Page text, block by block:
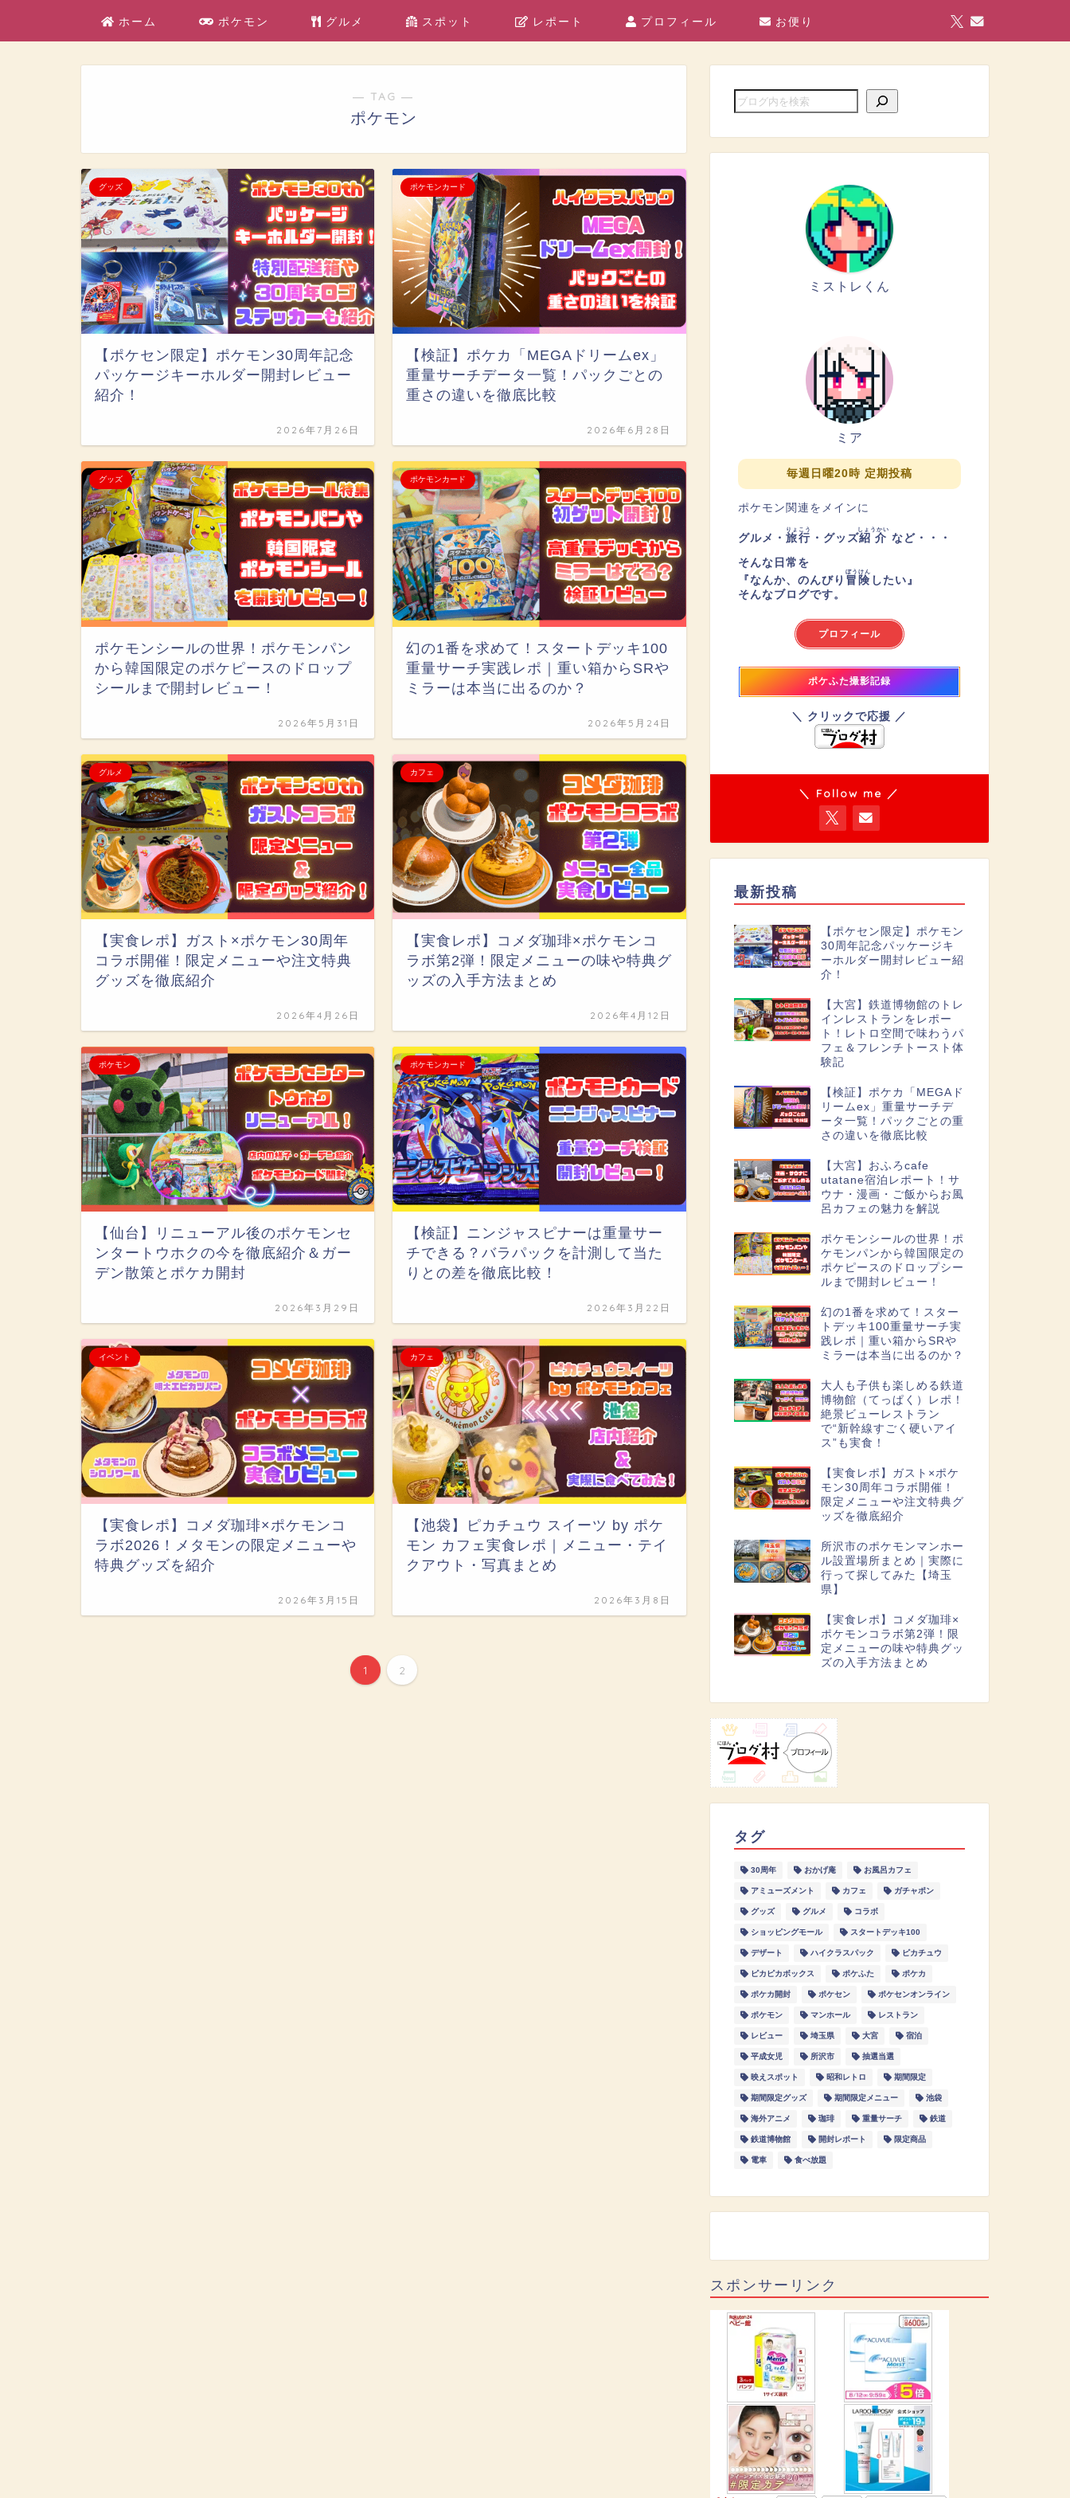
ホーム ポケモン グルメ スポット レポート プロフィール お便り
― TAG ―
ポケモン
グッズ
【ポケセン限定】ポケモン30周年記念
パッケージキーホルダー開封レビュー
紹介！
2026年7月26日
ポケモンカード
【検証】ポケカ「MEGAドリームex」
重量サーチデータ一覧！パックごとの
重さの違いを徹底比較
2026年6月28日
グッズ
ポケモンシールの世界！ポケモンパン
から韓国限定のポケピースのドロップ
シールまで開封レビュー！
2026年5月31日
ポケモンカード
幻の1番を求めて！スタートデッキ100
重量サーチ実践レポ｜重い箱からSRや
ミラーは本当に出るのか？
2026年5月24日
グルメ
【実食レポ】ガスト×ポケモン30周年
コラボ開催！限定メニューや注文特典
グッズを徹底紹介
2026年4月26日
カフェ
【実食レポ】コメダ珈琲×ポケモンコ
ラボ第2弾！限定メニューの味や特典グ
ッズの入手方法まとめ
2026年4月12日
ポケモン
【仙台】リニューアル後のポケモンセ
ンタートウホクの今を徹底紹介＆ガー
デン散策とポケカ開封
2026年3月29日
ポケモンカード
【検証】ニンジャスピナーは重量サー
チできる？バラパックを計測して当た
りとの差を徹底比較！
2026年3月22日
イベント
【実食レポ】コメダ珈琲×ポケモンコ
ラボ2026！メタモンの限定メニューや
特典グッズを紹介
2026年3月15日
カフェ
【池袋】ピカチュウ スイーツ by ポケ
モン カフェ実食レポ｜メニュー・テイ
クアウト・写真まとめ
2026年3月8日
1 2
ミストレくん
ミア
毎週日曜20時 定期投稿
ポケモン関連をメインに
グルメ・ 旅行
りょこう
・グッズ紹介
しょうかい
など・・・
そんな日常を
『なんか、のんびり 冒険
ぼうけん
したい』
そんなブログです。
プロフィール
ポケふた撮影記録
＼ クリックで応援 ／
＼ Follow me ／
最新投稿
【ポケセン限定】ポケモン
30周年記念パッケージキ
ーホルダー開封レビュー紹
介！
【大宮】鉄道博物館のトレ
インレストランをレポー
ト！レトロ空間で味わうパ
フェ＆フレンチトースト体
験記
【検証】ポケカ「MEGAド
リームex」重量サーチデ
ータ一覧！パックごとの重
さの違いを徹底比較
【大宮】おふろcafe
utatane宿泊レポート！サ
ウナ・漫画・ご飯からお風
呂カフェの魅力を解説
ポケモンシールの世界！ポ
ケモンパンから韓国限定の
ポケピースのドロップシー
ルまで開封レビュー！
幻の1番を求めて！スター
トデッキ100重量サーチ実
践レポ｜重い箱からSRや
ミラーは本当に出るのか？
大人も子供も楽しめる鉄道
博物館（てっぱく）レポ！
絶景ビューレストラン
で“新幹線すごく硬いアイ
ス”も実食！
【実食レポ】ガスト×ポケ
モン30周年コラボ開催！
限定メニューや注文特典グ
ッズを徹底紹介
所沢市のポケモンマンホー
ル設置場所まとめ｜実際に
行って探してみた【埼玉
県】
【実食レポ】コメダ珈琲×
ポケモンコラボ第2弾！限
定メニューの味や特典グッ
ズの入手方法まとめ
タグ
30周年 おかげ庵 お風呂カフェ
アミューズメント カフェ ガチャポン
グッズ グルメ コラボ
ショッピングモール スタートデッキ100
デザート ハイクラスパック ピカチュウ
ピカピカボックス ポケふた ポケカ
ポケカ開封 ポケセン ポケセンオンライン
ポケモン マンホール レストラン
レビュー 埼玉県 大宮 宿泊
平成女児 所沢市 抽選当選
映えスポット 昭和レトロ 期間限定
期間限定グッズ 期間限定メニュー 池袋
海外アニメ 珈琲 重量サーチ 鉄道
鉄道博物館 開封レポート 限定商品
電車 食べ放題
スポンサーリンク